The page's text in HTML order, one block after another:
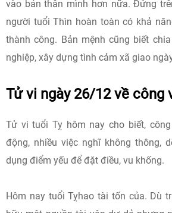
vào bản thân mình hơn nữa. Đứng
người tuổi Thìn hoàn toàn có khả
thành công. Bản mệnh cũng biết
nghiệp, xây dựng tình cảm xã giao
Tử vi ngày 26/12 về công
Tử vi tuổi Tỵ hôm nay cho biết,
động, nhiều việc nghĩ không thông,
dụng điểm yếu để đặt điều, vu khống.
Hôm nay tuổi Tỵhao tài tốn của. Dù